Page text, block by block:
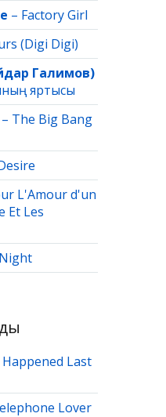
– Factory Girl
(Digi Digi)
Галимов)
яртысы
– The Big Bang
L'Amour d'un
Et Les
Last
Lover